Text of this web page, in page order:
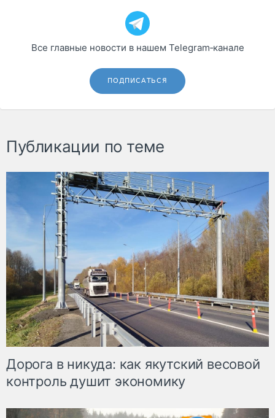
Все главные новости в нашем Telegram‑канале
ПОДПИСАТЬСЯ
Публикации по теме
Дорога в никуда: как якутский весовой
контроль душит экономику